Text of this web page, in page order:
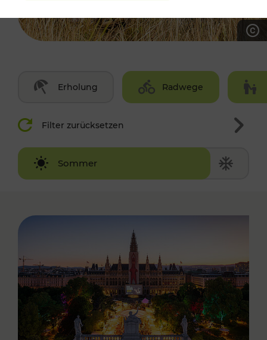
Erholung Radwege
Filter zurücksetzen
Sommer
Winter